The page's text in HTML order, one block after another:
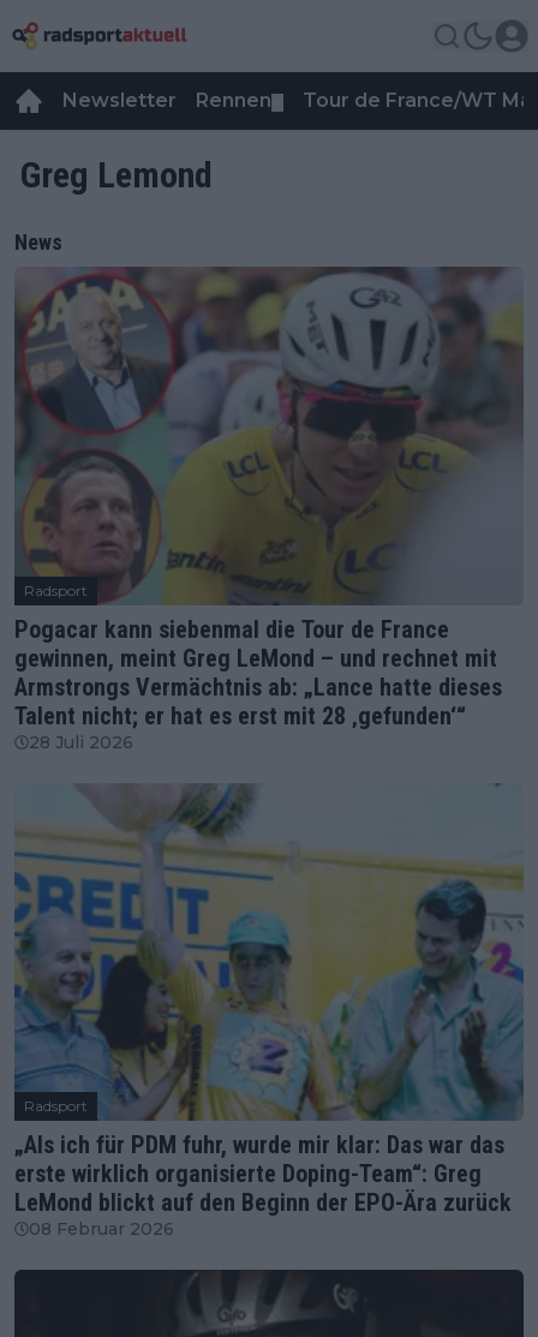
Newsletter Rennen Tour de France/WT
Greg Lemond
News
Radsport
Pogacar kann siebenmal die Tour de France
gewinnen, meint Greg LeMond – und rechnet mit
Armstrongs Vermächtnis ab: „Lance hatte dieses
Talent nicht; er hat es erst mit 28 ‚gefunden‘“
28 Juli 2026
Radsport
„Als ich für PDM fuhr, wurde mir klar: Das war das
erste wirklich organisierte Doping-Team“: Greg
LeMond blickt auf den Beginn der EPO-Ära zurück
08 Februar 2026